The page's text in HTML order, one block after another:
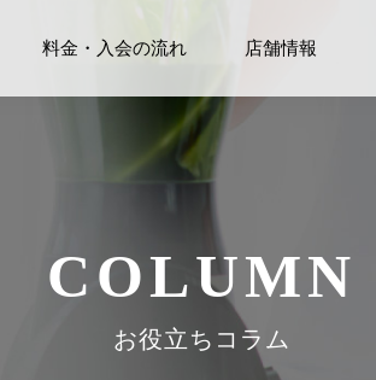
料金・入会の流れ 店舗情報
COLUMN
お役立ちコラム